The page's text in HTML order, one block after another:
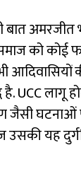
बात
को कोई
UCC लागू
जैसी
यह